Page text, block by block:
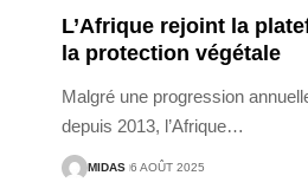
L’Afrique rejoint la
la protection végétale
Malgré une progression
depuis 2013, l’Afrique…
MIDAS 6 AOÛT 2025